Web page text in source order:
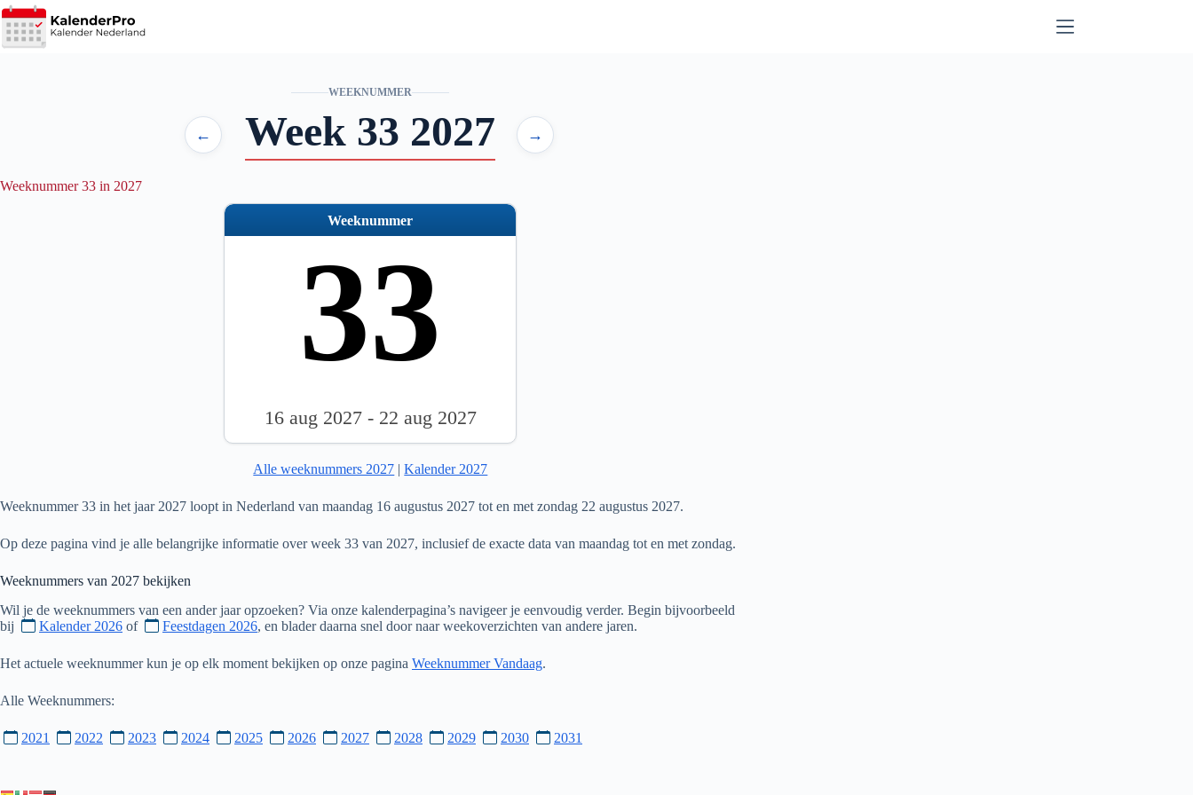
Ga
naar
de
WEEKNUMMER
← Week 33 2027 →
Weeknummer 33 in 2027
Weeknummer
33
16 aug 2027 - 22 aug 2027
Alle weeknummers 2027 |Kalender 2027
Weeknummer 33 in het jaar 2027 loopt in Nederland van maandag 16 augustus 2027 tot en met zondag 22 augustus 2027.
Op deze pagina vind je alle belangrijke informatie over week 33 van 2027, inclusief de exacte data van maandag tot en met zondag.
Weeknummers van 2027 bekijken
Wil je de weeknummers van een ander jaar opzoeken? Via onze kalenderpagina’s navigeer je eenvoudig verder. Begin bijvoorbeeld
bij
Kalender 2026 of Feestdagen 2026, en blader daarna snel door naar weekoverzichten van andere jaren.
Het actuele weeknummer kun je op elk moment bekijken op onze pagina Weeknummer Vandaag.
Alle Weeknummers:
2021 2022 2023 2024 2025 2026 2027 2028 2029 2030 2031